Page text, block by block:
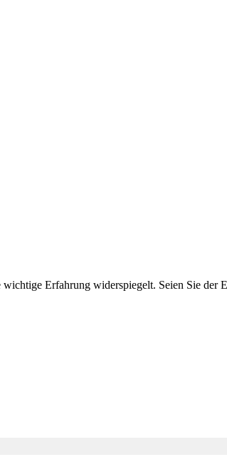
Erfahrung widerspiegelt. Seien Sie